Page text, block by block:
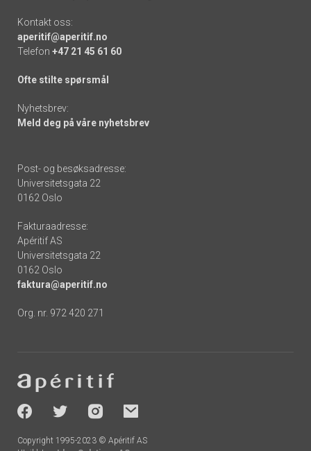
Kontakt oss:
aperitif@aperitif.no
Telefon +47 21 45 61 60
Ofte stilte spørsmål
Nyhetsbrev:
Meld deg på våre nyhetsbrev
Post- og besøksadresse:
Universitetsgata 22
0162 Oslo
Fakturaadresse:
Apéritif AS
Universitetsgata 22
0162 Oslo
faktura@aperitif.no
Org. nr. 972 420 271
-
socials
Copyright 1995-2023 © Apéritif AS